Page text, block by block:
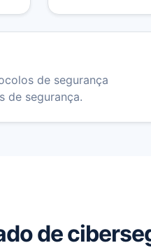
de segurança
de segurança.
de